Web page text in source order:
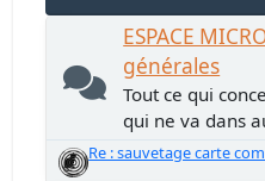
ESPACE
générales
Tout ce qui
qui ne va dans
Re : sauvetage carte